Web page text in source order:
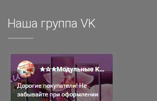
Наша группа VK